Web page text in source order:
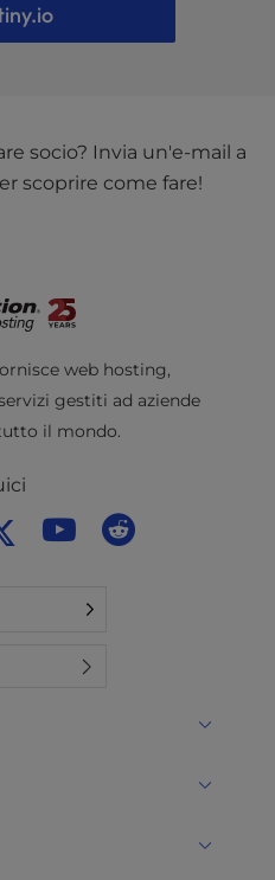
socio? Invia un'e-mail a
scoprire come fare!
web hosting,
gestiti ad aziende
il mondo.